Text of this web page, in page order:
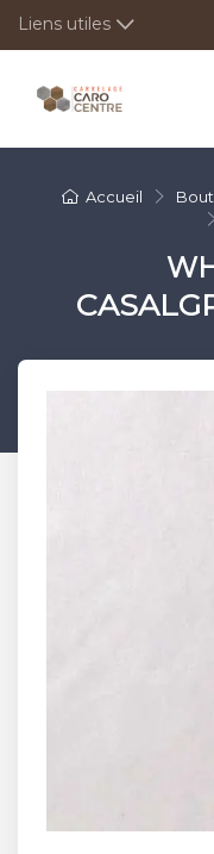
Liens utiles
Accueil